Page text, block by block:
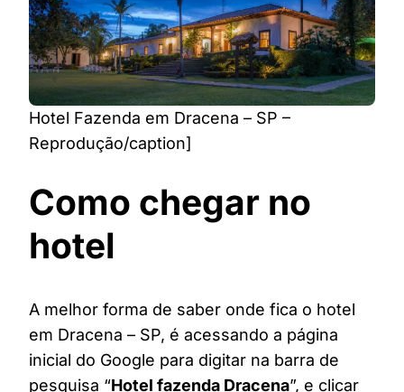
Hotel Fazenda em Dracena – SP –
Reprodução/caption]
Como chegar no
hotel
A melhor forma de saber onde fica o hotel
em Dracena – SP, é acessando a página
inicial do Google para digitar na barra de
pesquisa “Hotel fazenda Dracena”, e clicar